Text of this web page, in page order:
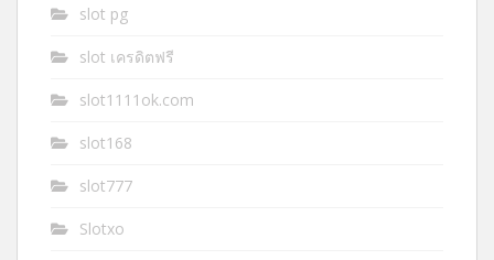
slot pg
slot เครดิตฟรี
slot1111ok.com
slot168
slot777
Slotxo